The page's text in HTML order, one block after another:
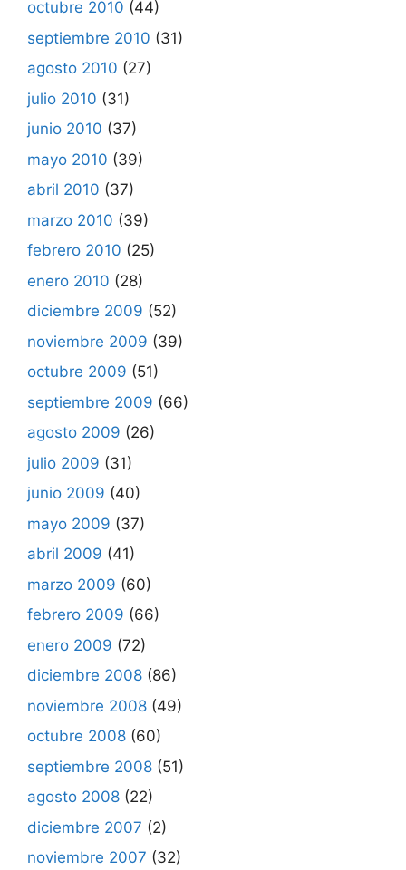
octubre 2010 (44)
septiembre 2010 (31)
agosto 2010 (27)
julio 2010 (31)
junio 2010 (37)
mayo 2010 (39)
abril 2010 (37)
marzo 2010 (39)
febrero 2010 (25)
enero 2010 (28)
diciembre 2009 (52)
noviembre 2009 (39)
octubre 2009 (51)
septiembre 2009 (66)
agosto 2009 (26)
julio 2009 (31)
junio 2009 (40)
mayo 2009 (37)
abril 2009 (41)
marzo 2009 (60)
febrero 2009 (66)
enero 2009 (72)
diciembre 2008 (86)
noviembre 2008 (49)
octubre 2008 (60)
septiembre 2008 (51)
agosto 2008 (22)
diciembre 2007 (2)
noviembre 2007 (32)